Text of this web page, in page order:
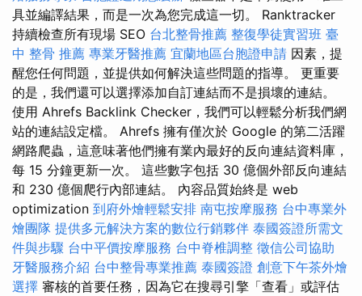
具並編譯結果，而是一次為您完成這一切。 Ranktracker
持續檢查所有現場 SEO 台北整骨推薦 整復學徒實習班 臺
中 整骨 推薦 專業牙醫推薦 宜蘭地區台胞證申請 因素，提
醒您任何問題，並提供如何解決這些問題的指導。 更重要
的是，我們還可以選擇添加自訂連結而不是損壞的連結。
使用 Ahrefs Backlink Checker，我們可以輕鬆分析我們網
站的連結設定檔。 Ahrefs 擁有僅次於 Google 的第二活躍
網路爬蟲，這意味著他們擁有業內最好的反向連結資料庫，
每 15 分鐘更新一次。 這些數字包括 30 億個外部反向連結
和 230 億個爬行內部連結。 內容品質始終是 web
optimization 到府外燴輕鬆安排 南屯按摩服務 台中專業外
燴團隊 提供多元解決方案的數位行銷夥伴 泰國簽證所需文
件與步驟 台中平價按摩服務 台中脊椎調整 徵信公司協助
牙醫服務介紹 台中整骨專業推薦 泰國簽證 創意下午茶外燴
選擇 審核的首要任務，因為它在搜尋引擎「查看」或評估